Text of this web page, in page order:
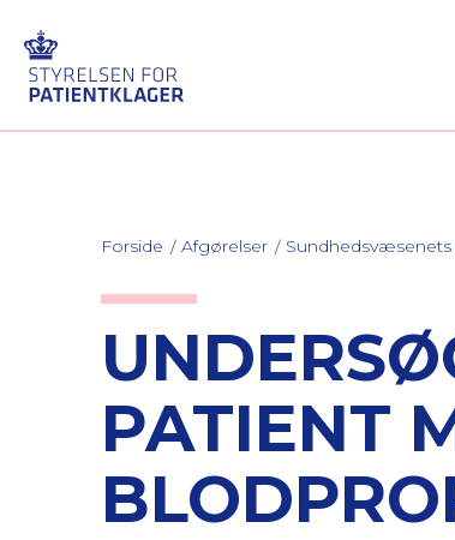
Forside Afgørelser
PATIENT